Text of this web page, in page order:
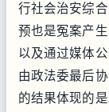
行社会治安综
预也是冤案产
以及通过媒体
由政法委最后
的结果体现的